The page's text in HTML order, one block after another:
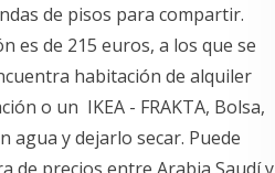
de pisos para compartir.
es de 215 euros, a los que se
habitación de alquiler
o un IKEA - FRAKTA, Bolsa,
agua y dejarlo secar. Puede